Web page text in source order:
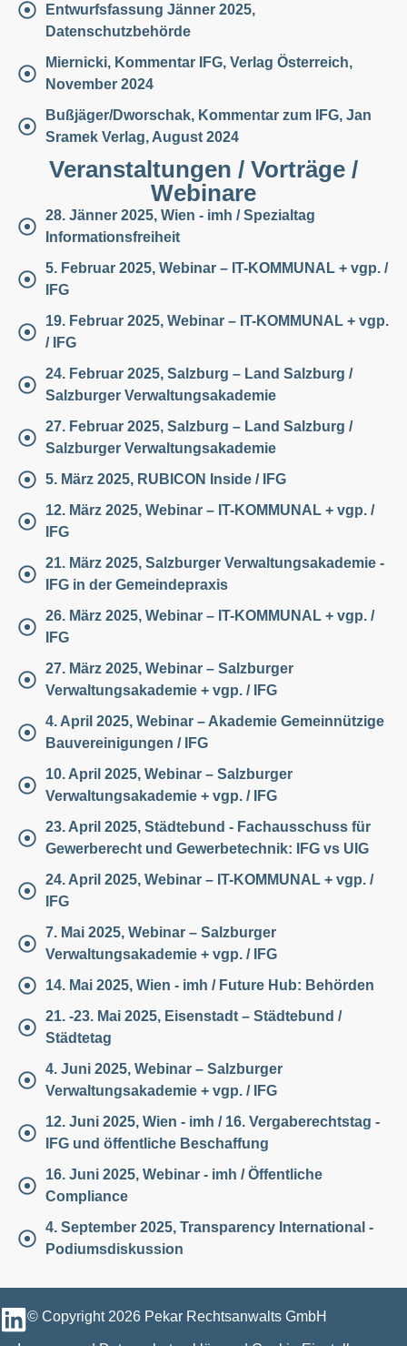
Entwurfsfassung Jänner 2025,
Datenschutzbehörde
Miernicki, Kommentar IFG, Verlag Österreich,
November 2024
Bußjäger/Dworschak, Kommentar zum IFG, Jan
Sramek Verlag, August 2024
Veranstaltungen / Vorträge /
Webinare
28. Jänner 2025, Wien - imh / Spezialtag
Informationsfreiheit
5. Februar 2025, Webinar – IT-KOMMUNAL + vgp. /
IFG
19. Februar 2025, Webinar – IT-KOMMUNAL + vgp.
/ IFG
24. Februar 2025, Salzburg – Land Salzburg /
Salzburger Verwaltungsakademie
27. Februar 2025, Salzburg – Land Salzburg /
Salzburger Verwaltungsakademie
5. März 2025, RUBICON Inside / IFG
12. März 2025, Webinar – IT-KOMMUNAL + vgp. /
IFG
21. März 2025, Salzburger Verwaltungsakademie -
IFG in der Gemeindepraxis
26. März 2025, Webinar – IT-KOMMUNAL + vgp. /
IFG
27. März 2025, Webinar – Salzburger
Verwaltungsakademie + vgp. / IFG
4. April 2025, Webinar – Akademie Gemeinnützige
Bauvereinigungen / IFG
10. April 2025, Webinar – Salzburger
Verwaltungsakademie + vgp. / IFG
23. April 2025, Städtebund - Fachausschuss für
Gewerberecht und Gewerbetechnik: IFG vs UIG
24. April 2025, Webinar – IT-KOMMUNAL + vgp. /
IFG
7. Mai 2025, Webinar – Salzburger
Verwaltungsakademie + vgp. / IFG
14. Mai 2025, Wien - imh / Future Hub: Behörden
21. -23. Mai 2025, Eisenstadt – Städtebund /
Städtetag
4. Juni 2025, Webinar – Salzburger
Verwaltungsakademie + vgp. / IFG
12. Juni 2025, Wien - imh / 16. Vergaberechtstag -
IFG und öffentliche Beschaffung
16. Juni 2025, Webinar - imh / Öffentliche
Compliance
4. September 2025, Transparency International -
Podiumsdiskussion
© Copyright 2026 Pekar Rechtsanwalts GmbH